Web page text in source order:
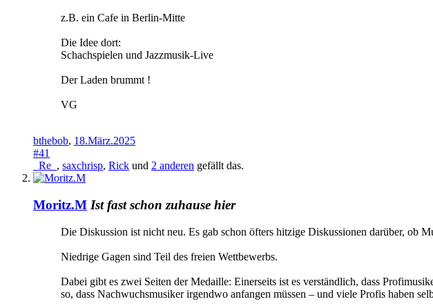
z.B. ein Cafe in Berlin-Mitte
Die Idee dort:
Schachspielen und Jazzmusik-Live
Der Laden brummt !
VG
bthebob, 18.März.2025
#41
_Re_ , saxchrisp, Rick und 2 anderen gefällt das.
Moritz.M Ist fast schon zuhause hier
Die Diskussion ist nicht neu. Es gab schon öfters hitzige Diskussionen darüber, ob
Niedrige Gagen sind Teil des freien Wettbewerbs.
Dabei gibt es zwei Seiten der Medaille: Einerseits ist es verständlich, dass
so, dass Nachwuchsmusiker irgendwo anfangen müssen – und viele Profis haben